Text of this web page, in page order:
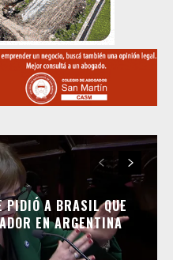
A BRASIL QUE
EN ARGENTINA